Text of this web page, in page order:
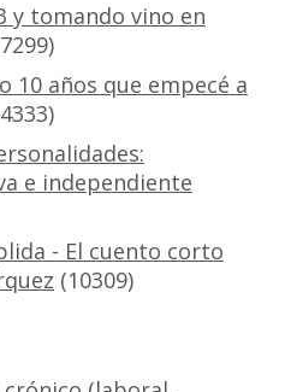
y tomando vino en
10 años que empecé a
e independiente
- El cuento corto
(10309)